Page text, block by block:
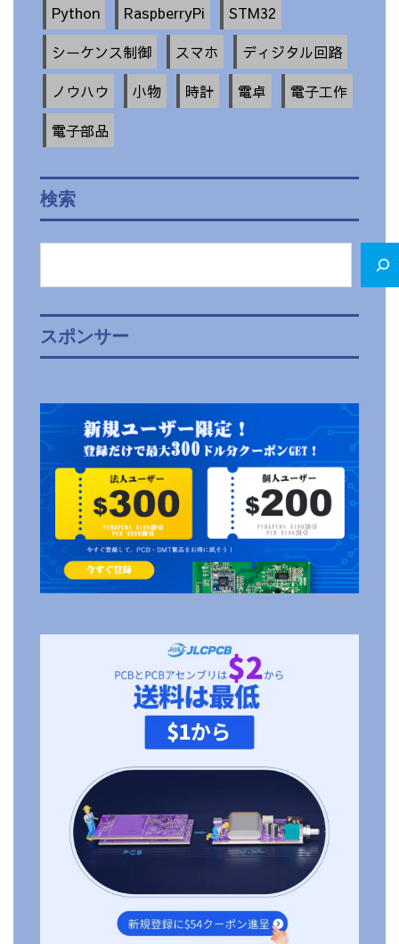
Python
RaspberryPi
STM32
シーケンス制御
スマホ
ディジタル回路
ノウハウ
小物 時計 電卓
電子工作
電子部品
検索
スポンサー